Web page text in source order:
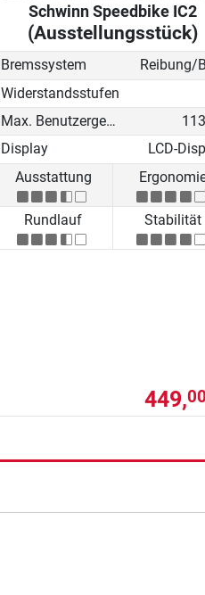
Schwinn Speedbike IC2
(Ausstellungsstück)
Bremssystem
Widerstandsstufen
Max. Benutzergewicht
Display
LCD-
Ausstattung
Rundlauf Stabilität
449,00